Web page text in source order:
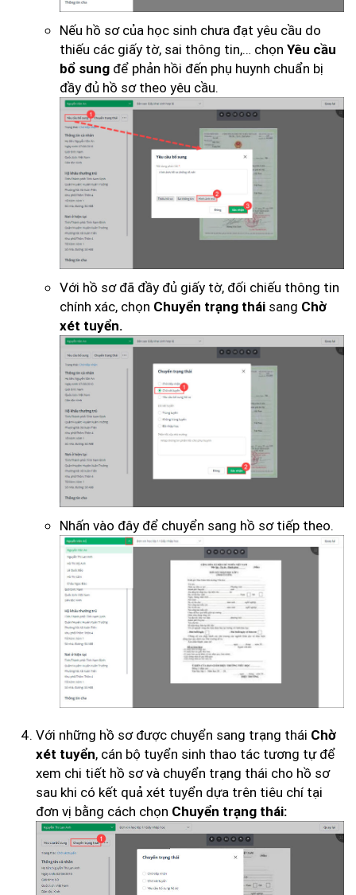
Nếu hồ sơ của học sinh chưa đạt yêu cầu do
thiếu các giấy tờ, sai thông tin,… chọn Yêu cầu
bổ sung để phản hồi đến phụ huynh chuẩn bị
đầy đủ hồ sơ theo yêu cầu.
Với hồ sơ đã đầy đủ giấy tờ, đối chiếu thông tin
chính xác, chọn Chuyển trạng thái sang Chờ
xét tuyển.
Nhấn vào đây để chuyển sang hồ sơ tiếp theo.
Với những hồ sơ được chuyển sang trạng thái Chờ
xét tuyển, cán bộ tuyển sinh thao tác tương tự để
xem chi tiết hồ sơ và chuyển trạng thái cho hồ sơ
sau khi có kết quả xét tuyển dựa trên tiêu chí tại
đơn vị bằng cách chọn Chuyển trạng thái: